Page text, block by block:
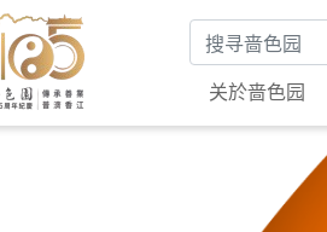
搜寻关键字
关於啬色园